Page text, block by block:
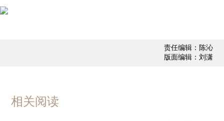
责任编辑：陈沁
版面编辑：刘潇
相关阅读